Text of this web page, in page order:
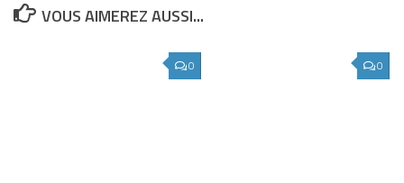
VOUS AIMEREZ AUSSI...
0 0